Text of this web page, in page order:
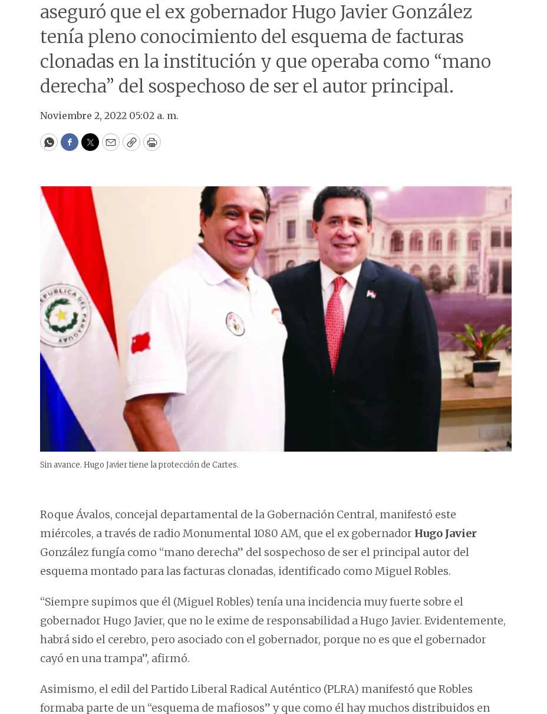
aseguró que el ex gobernador Hugo Javier González
tenía pleno conocimiento del esquema de facturas
clonadas en la institución y que operaba como “mano
derecha” del sospechoso de ser el autor principal.
Noviembre 2, 2022 05:02 a. m.
WhatsApp
Facebook
Twitter
EmailCopyPrint
Sin avance. Hugo Javier tiene la protección de Cartes.
Roque Ávalos, concejal departamental de la Gobernación Central, manifestó este
miércoles, a través de radio Monumental 1080 AM, que el ex gobernador Hugo Javier
González fungía como “mano derecha” del sospechoso de ser el principal autor del
esquema montado para las facturas clonadas, identificado como Miguel Robles.
“Siempre supimos que él (Miguel Robles) tenía una incidencia muy fuerte sobre el
gobernador Hugo Javier, que no le exime de responsabilidad a Hugo Javier. Evidentemente,
habrá sido el cerebro, pero asociado con el gobernador, porque no es que el gobernador
cayó en una trampa”, afirmó.
Asimismo, el edil del Partido Liberal Radical Auténtico (PLRA) manifestó que Robles
formaba parte de un “esquema de mafiosos” y que como él hay muchos distribuidos en